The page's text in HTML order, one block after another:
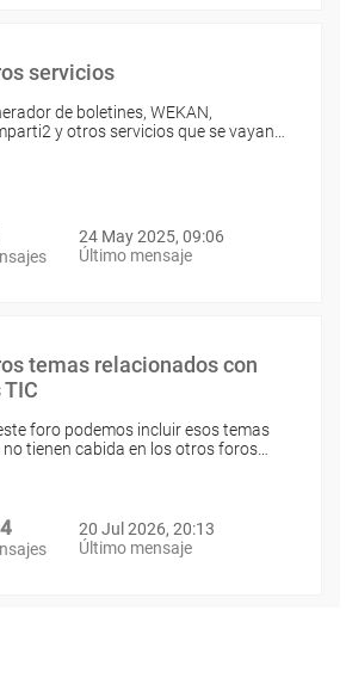
servicios
de boletines, WEKAN,
y otros servicios que se vayan…
24 May 2025, 09:06
Último mensaje
temas relacionados con
TIC
foro podemos incluir esos temas
no tienen cabida en los otros foros…
20 Jul 2026, 20:13
Último mensaje